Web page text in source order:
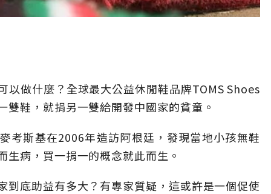
以做什麼？全球最大公益休閒鞋品牌TOMS Shoes
鞋，就捐另一雙給開發中國家的貧童。
考斯基在2006年造訪阿根廷，發現當地小孩無鞋
病，買一捐一的概念就此而生。
到底助益有多大？有專家質疑，這或許是一個促使